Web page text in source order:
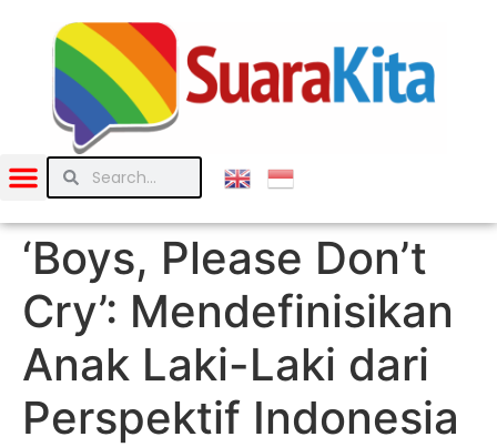
‘Boys, Please Don’t
Cry’: Mendefinisikan
Anak Laki-Laki dari
Perspektif Indonesia